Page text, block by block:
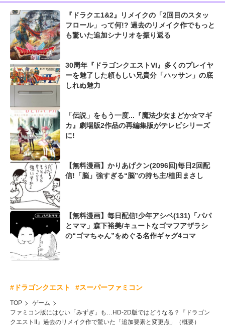
『ドラクエ1&2』リメイクの「2回目のスタッ
フロール」って何!? 過去のリメイク作でもっと
も驚いた追加シナリオを振り返る
30周年『ドラゴンクエストVI』多くのプレイヤ
ーを魅了した頼もしい兄貴分「ハッサン」の底
しれぬ魅力
「伝説」をもう一度...『魔法少女まどか☆マギ
カ』劇場版2作品の再編集版がテレビシリーズ
に!
【無料漫画】かりあげクン(2096回)毎日2回配
信!「脳」強すぎる“脳”の持ち主/植田まさし
【無料漫画】毎日配信!少年アシベ(131)「パパ
とママ」森下裕美/キュートなゴマフアザラシ
の“ゴマちゃん”をめぐる名作ギャグ4コマ
#ドラゴンクエスト #スーパーファミコン
TOP
ゲーム
ファミコン版にはない「みずぎ」も…HD-2D版ではどうなる？『ドラゴン
クエストII』過去のリメイク作で驚いた「追加要素と変更点」（概要）